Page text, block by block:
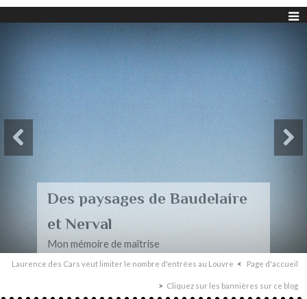
Des paysages de Baudelaire
et Nerval
Mon mémoire de maîtrise
Laurence des Cars veut limiter le nombre d'entrées au Louvre Page d'accueil
Cliquez sur les bannières sur ce blog